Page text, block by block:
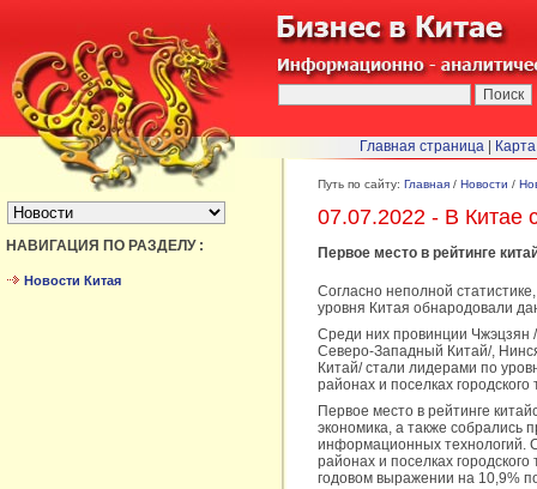
БЫСТРЫЙ ПЕРЕХОД :
НАВИГАЦИЯ ПО РАЗДЕЛУ :
Новости Китая
Путь по сайту: Главная / Новости /
07.07.2022 - В Китае
Первое место в рейтинге
Согласно неполной
уровня Китая обнародовали
Среди них провинции
Северо-Западный Китай/,
Китай/ стали лидерами по
районах и поселках
Первое место в рейтинге
экономика, а также собрались
информационных технологий.
районах и поселках
годовом выражении на 10,9%
Главная страница